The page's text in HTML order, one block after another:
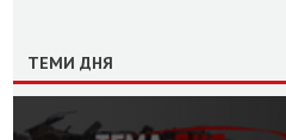
ТЕМИ ДНЯ